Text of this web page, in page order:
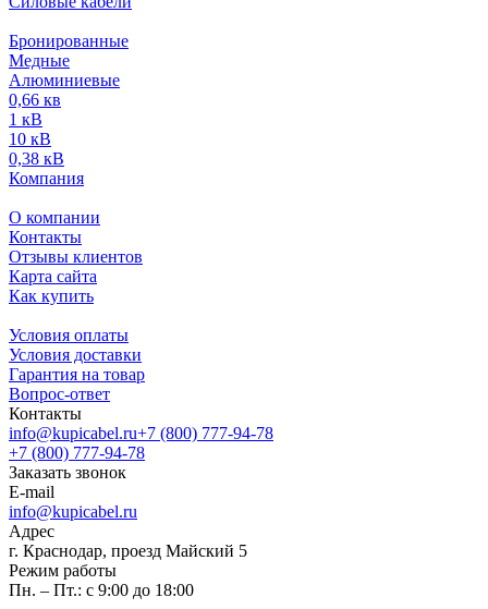
Бронированные
Медные
Алюминиевые
0,66 кв
1 кВ
10 кВ
0,38 кВ
Компания
О компании
Контакты
Отзывы клиентов
Карта сайта
Как купить
Условия оплаты
Условия доставки
Гарантия на товар
Вопрос-ответ
Контакты
info@kupicabel.ru+7 (800) 777-94-78
+7 (800) 777-94-78
Заказать звонок
E-mail
info@kupicabel.ru
Адрес
г. Краснодар, проезд Майский 5
Режим работы
Пн. – Пт.: с 9:00 до 18:00